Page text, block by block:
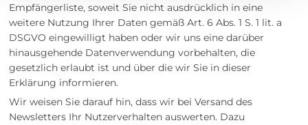
Empfängerliste, soweit Sie nicht ausdrücklich in eine
weitere Nutzung Ihrer Daten gemäß Art. 6 Abs. 1 S. 1 lit. a
DSGVO eingewilligt haben oder wir uns eine darüber
hinausgehende Datenverwendung vorbehalten, die
gesetzlich erlaubt ist und über die wir Sie in dieser
Erklärung informieren.
Wir weisen Sie darauf hin, dass wir bei Versand des
Newsletters Ihr Nutzerverhalten auswerten. Dazu